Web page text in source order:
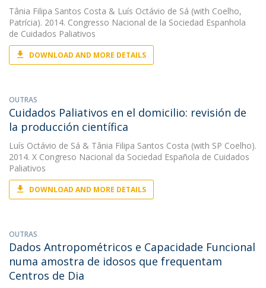
Tânia Filipa Santos Costa & Luís Octávio de Sá (with Coelho,
Patrícia). 2014. Congresso Nacional de la Sociedad Espanhola
de Cuidados Paliativos
DOWNLOAD AND MORE DETAILS
OUTRAS
Cuidados Paliativos en el domicilio: revisión de
la producción científica
Luís Octávio de Sá & Tânia Filipa Santos Costa (with SP Coelho).
2014. X Congreso Nacional da Sociedad Española de Cuidados
Paliativos
DOWNLOAD AND MORE DETAILS
OUTRAS
Dados Antropométricos e Capacidade Funcional
numa amostra de idosos que frequentam
Centros de Dia